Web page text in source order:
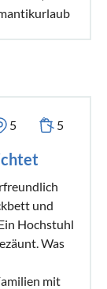
5 5
und
Hochstuhl
Was
mit